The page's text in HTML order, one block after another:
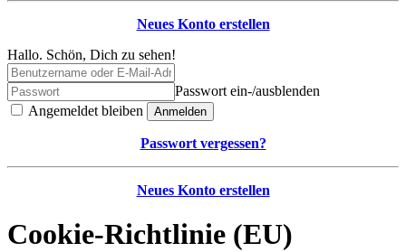
Neues Konto erstellen
Hallo. Schön, Dich zu sehen!
Passwort ein-/ausblenden
Angemeldet bleiben
Anmelden
Passwort vergessen?
Neues Konto erstellen
Cookie-Richtlinie (EU)